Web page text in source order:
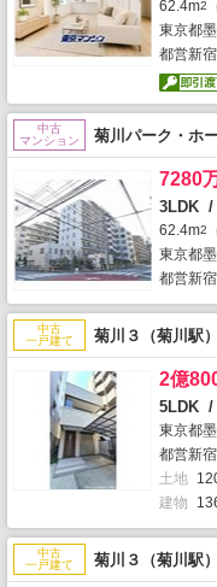
62.4m2
東京都
都営新
中古
マンション
菊川パーク・ホ
7280
3LDK /
62.4m2
東京都
都営新
中古
一戸建て
菊川３（菊川駅
2億
5LDK /
東京都
都営新
土地
建物
中古
一戸建て
菊川３（菊川駅